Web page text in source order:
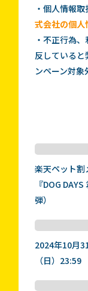
・個人情報
式会社の個
・不正行為
反している
ンペーン対象
楽天ペット
『DOG
弾）
2024年10月
（日）23:59